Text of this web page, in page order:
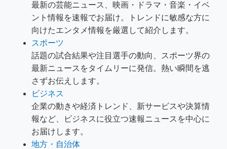
最新の芸能ニュース、映画・ドラマ・音楽・イベ
ント情報を速報でお届け。トレンドに敏感な方に
向けたエンタメ情報を厳選して紹介します。
スポーツ
話題の試合結果や注目選手の動向、スポーツ界の
最新ニュースをタイムリーに発信。熱い瞬間を逃
さずお伝えします。
ビジネス
企業の動きや経済トレンド、新サービスや決算情
報など、ビジネスに役立つ速報ニュースを中心に
お届けします。
地方・自治体